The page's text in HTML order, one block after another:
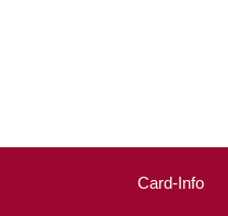
Card-Info